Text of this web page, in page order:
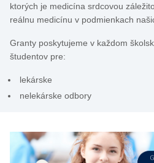
ktorých je medicína srdcovou
reálnu medicínu v podmienkach
Granty poskytujeme v každom
študentov pre:
lekárske
nelekárske odbory